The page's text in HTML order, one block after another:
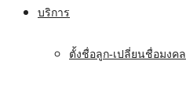
บริการ
ตั้งชื่อลูก-เปลี่ยนชื่อมงคล